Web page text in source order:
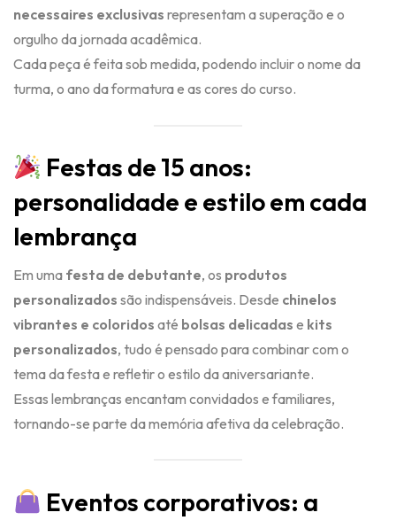
necessaires exclusivas representam a superação e o
orgulho da jornada acadêmica.
Cada peça é feita sob medida, podendo incluir o nome da
turma, o ano da formatura e as cores do curso.
Festas de 15 anos:
personalidade e estilo em cada
lembrança
Em uma festa de debutante, os produtos
personalizados são indispensáveis. Desde chinelos
vibrantes e coloridos até bolsas delicadas e kits
personalizados, tudo é pensado para combinar com o
tema da festa e refletir o estilo da aniversariante.
Essas lembranças encantam convidados e familiares,
tornando-se parte da memória afetiva da celebração.
Eventos corporativos: a